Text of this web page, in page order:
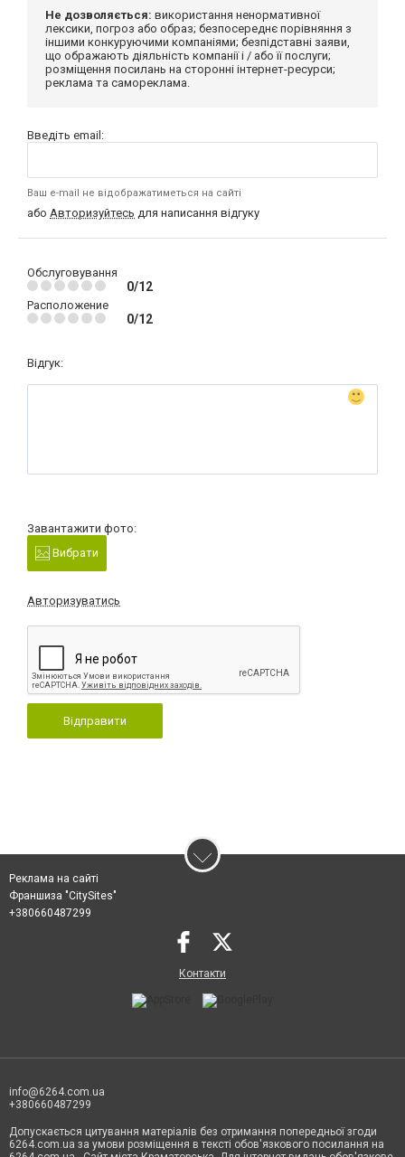
Не дозволяється: використання ненормативної
лексики, погроз або образ; безпосереднє порівняння з
іншими конкуруючими компаніями; безпідставні заяви,
що ображають діяльність компанії і / або її послуги;
розміщення посилань на сторонні інтернет-ресурси;
реклама та самореклама.
Введіть email:
Ваш e-mail не відображатиметься на сайті
або Авторизуйтесь для написання відгуку
Обслуговування
0/12
Расположение
0/12
Відгук:
Завантажити фото:
Вибрати
Авторизуватись
Відправити
Реклама на сайті
Франшиза "CitySites"
+380660487299
Контакти
info@6264.com.ua
+380660487299
Допускається цитування матеріалів без отримання попередньої згоди
6264.com.ua за умови розміщення в тексті обов'язкового посилання на